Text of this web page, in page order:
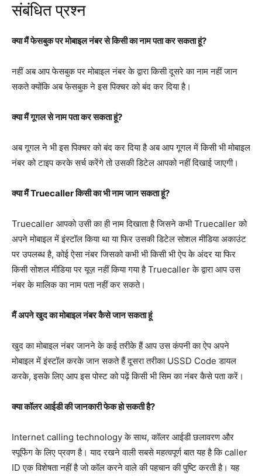
संबंधित प्रश्न
क्या मैं फेसबुक पर मोबाइल नंबर से किसी का नाम पता कर सकता हूं?
नहीं अब आप फेसबुक पर मोबाइल नंबर के द्वारा किसी दूसरे का नाम नहीं जान
सकते क्योंकि अब फेसबुक ने इस पिक्चर को बंद कर दिया है।
क्या मैं गूगल से नाम पता कर सकता हूं?
अब गूगल ने भी इस पिक्चर को बंद कर दिया है अब आप गूगल में किसी भी मोबाइल
नंबर को टाइप करके सर्च करेंगे तो उसकी डिटेल आपको नहीं दिखाई जाएगी।
क्या मैं Truecaller किसी का भी नाम जान सकता हूं?
Truecaller आपको उसी का ही नाम दिखाता है जिसने कभी Truecaller को
अपने मोबाइल में इंस्टॉल किया था या फिर उसकी डिटेल सोशल मीडिया अकाउंट
पर उपलब्ध है, कोई ऐसा नंबर जिसको कभी भी किसी भी ऐप के अंदर या फिर
किसी सोशल मीडिया पर यूज़ नहीं किया गया है Truecaller के द्वारा आप उस
नंबर के मालिक का नाम पता नहीं कर सकते।
मैं अपने खुद का मोबाइल नंबर कैसे जान सकता हूं
खुद का मोबाइल नंबर जानने के कई तरीके हैं आप उस कंपनी का ऐप अपने
मोबाइल में इंस्टॉल करके जान सकते हैं दूसरा तरीका USSD Code डायल
करके, इसके लिए आप इस पोस्ट को पढ़ें किसी भी सिम का नंबर कैसे पता करें।
क्या कॉलर आईडी की जानकारी फेक हो सकती है?
Internet calling technology के साथ, कॉलर आईडी छलावरण और
स्पूफिंग के लिए प्रवण है। याद रखने वाली सबसे महत्वपूर्ण बात यह है कि caller
ID एक विशेषता नहीं है जो कॉल करने वाले की पहचान की पुष्टि करती है। यह